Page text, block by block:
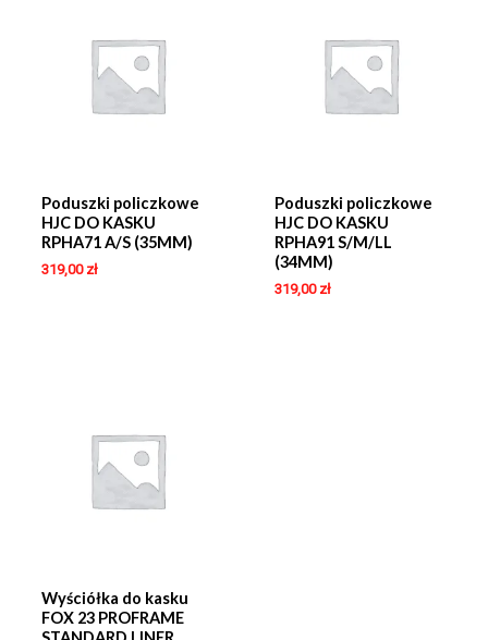
Poduszki policzkowe
HJC DO KASKU
RPHA71 A/S (35MM)
319,00 zł
Poduszki policzkowe
HJC DO KASKU
RPHA91 S/M/LL
(34MM)
319,00 zł
Wyściółka do kasku
FOX 23 PROFRAME